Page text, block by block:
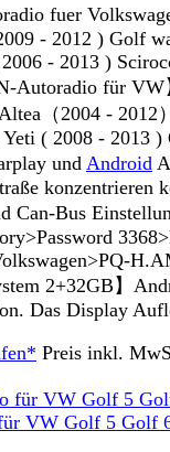
fuer
- 2012 ) Golf
- 2013 )
Autoradio für VW
（2004 -
( 2008 - 2013
und Android
konzentrieren
Can-Bus
2+32GB】
Das Display
Preis inkl.
VW Golf 5 Golf